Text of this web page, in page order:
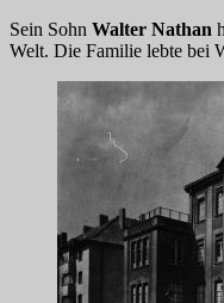
Sein Sohn Walter Nathan
Welt. Die Familie lebte bei